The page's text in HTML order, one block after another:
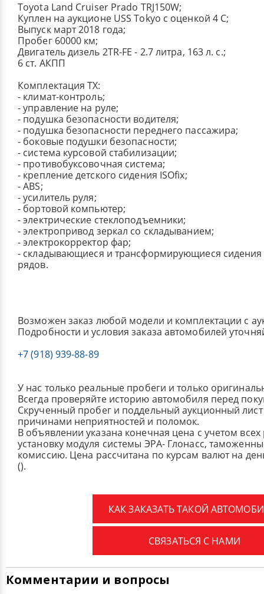
Toyota Land Cruiser Prado TRJ150W;
Куплен на аукционе USS Tokyo с оценкой 4 C;
Выпуск март 2018 года;
Пробег 60000 км;
Двигатель дизель 2TR-FE - 2.7 литра, 163 л. с.;
6 ст. АКПП
Комплектация TX:
- климат-контроль;
- управление на руле;
- подушка безопасности водителя;
- подушка безопасности переднего пассажира;
- боковые подушки безопасности;
- система курсовой стабилизации;
- противобуксовочная система;
- крепление детского сидения ISOfix;
- ABS;
- усилитель руля;
- бортовой компьютер;
- электрические стеклоподъемники;
- электропривод зеркал со складыванием;
- электрокорректор фар;
- складывающиеся и трансформирующиеся сидения
рядов.
Возможен заказ любой модели и комплектации с
Подробности и условия заказа автомобилей
+7 (918) 939-88-89
У нас только реальные пробеги и только
Всегда проверяйте историю автомобиля перед
Скрученный пробег и поддельный аукционный лист
причинами неприятностей и поломок.
В объявлении указана конечная цена с учетом
установку модуля системы ЭРА- Глонасс,
комиссию. Цена рассчитана по курсам валют на
().
КАК ЗАКАЗАТЬ ТАКОЙ
СВЯЗАТЬСЯ С НАМИ
Комментарии и вопросы